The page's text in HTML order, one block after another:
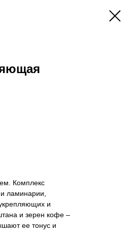
Комплекс
и ламинарии,
и
и зерен кофе –
ее тонус и